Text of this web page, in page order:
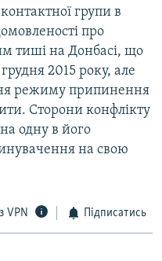
групи в
про
тиші на Донбасі, що
2015 року, але
режиму припинення
Сторони конфлікту
одну в його
на свою
VPN Підписатись